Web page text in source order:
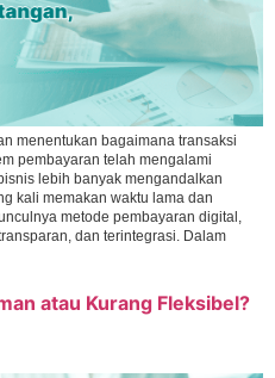
menentukan bagaimana transaksi
pembayaran telah mengalami
lebih banyak mengandalkan
kali memakan waktu lama dan
metode pembayaran digital,
dan terintegrasi. Dalam
atau Kurang Fleksibel?